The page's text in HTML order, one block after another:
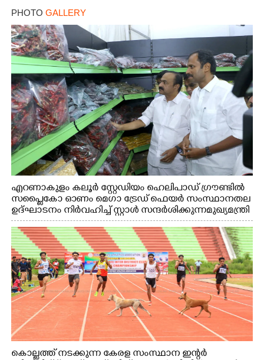
PHOTO GALLERY
എറണാകുളം കലൂർ സ്റ്റേഡിയം ഹെലിപാഡ് ഗ്രൗണ്ടിൽ
സപ്ളൈകോ ഓണം മെഗാ ട്രേഡ് ഫെയർ സംസ്ഥാനതല
ഉദ്ഘാടനം നിർവഹിച്ച് സ്റ്റാൾ സന്ദർശിക്കുന്ന മുഖ്യമന്ത്രി
വി.ഡി. സതീശൻ. മന്ത്രി അനൂപ് ജേക്കബ് സമീപം
കൊല്ലത്ത് നടക്കുന്ന കേരള സംസ്ഥാന ഇന്റർ